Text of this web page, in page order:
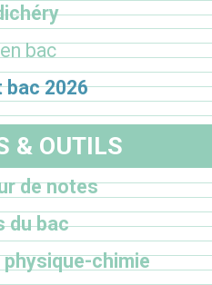
bac
bac 2026
& OUTILS
de notes
du bac
chimie